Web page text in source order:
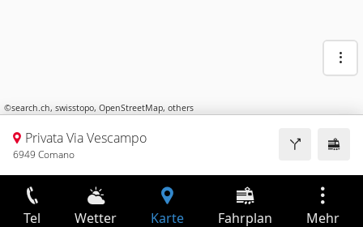
©search.ch, swisstopo, OpenStreetMap, others
Privata Via Vescampo
6949 Comano
Tel Wetter Karte Fahrplan Mehr